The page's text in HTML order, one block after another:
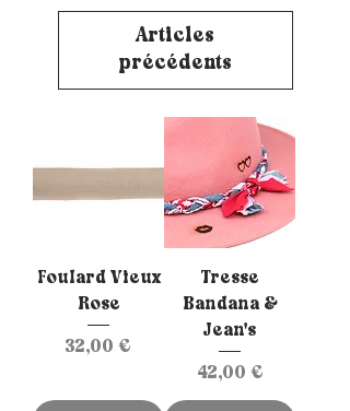
Articles
précédents
Foulard Vieux
Rose
Prix
32,00 €
Tresse
Bandana &
Jean's
Prix
42,00 €